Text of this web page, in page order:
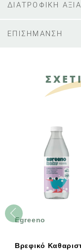
ΔΙΑΤΡΟΦΙΚΗ ΑΞΙΑ
ΕΠΙΣΗΜΑΝΣΗ
Egreeno
Βρεφικό